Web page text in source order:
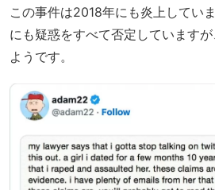
この事件は2018年にも炎上してい
にも疑惑をすべて否定しています
ようです。